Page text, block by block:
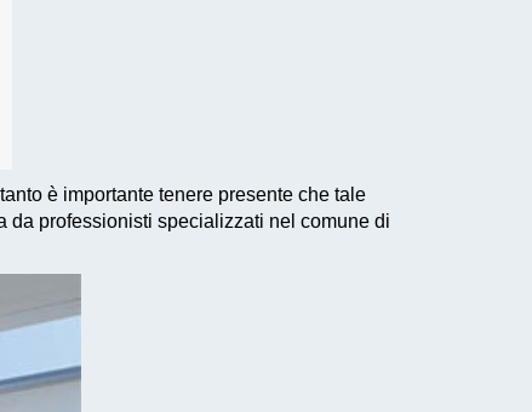
è importante tenere presente che tale
da professionisti specializzati nel comune di